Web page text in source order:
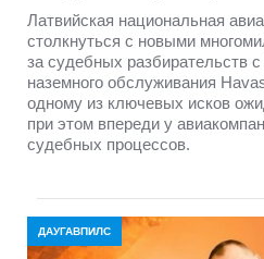
Латвийская национальная
столкнуться с новыми
за судебных разбирательств
наземного обслуживания
одному из ключевых исков
при этом впереди у
судебных процессов.
ДАУГАВПИЛС